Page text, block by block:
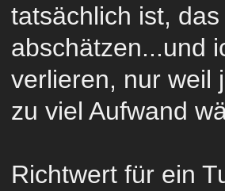
tatsächlich ist,
abschätzen...und
verlieren, nur weil
zu viel Aufwand
Richtwert für ein